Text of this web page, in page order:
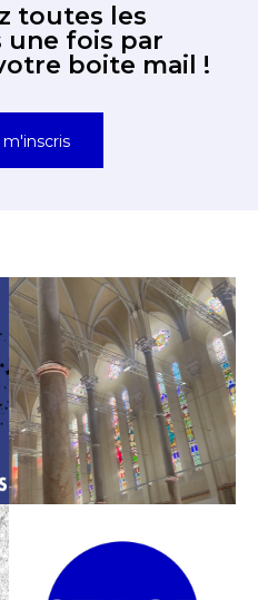
toutes les
une fois par
boite mail !
m'inscris